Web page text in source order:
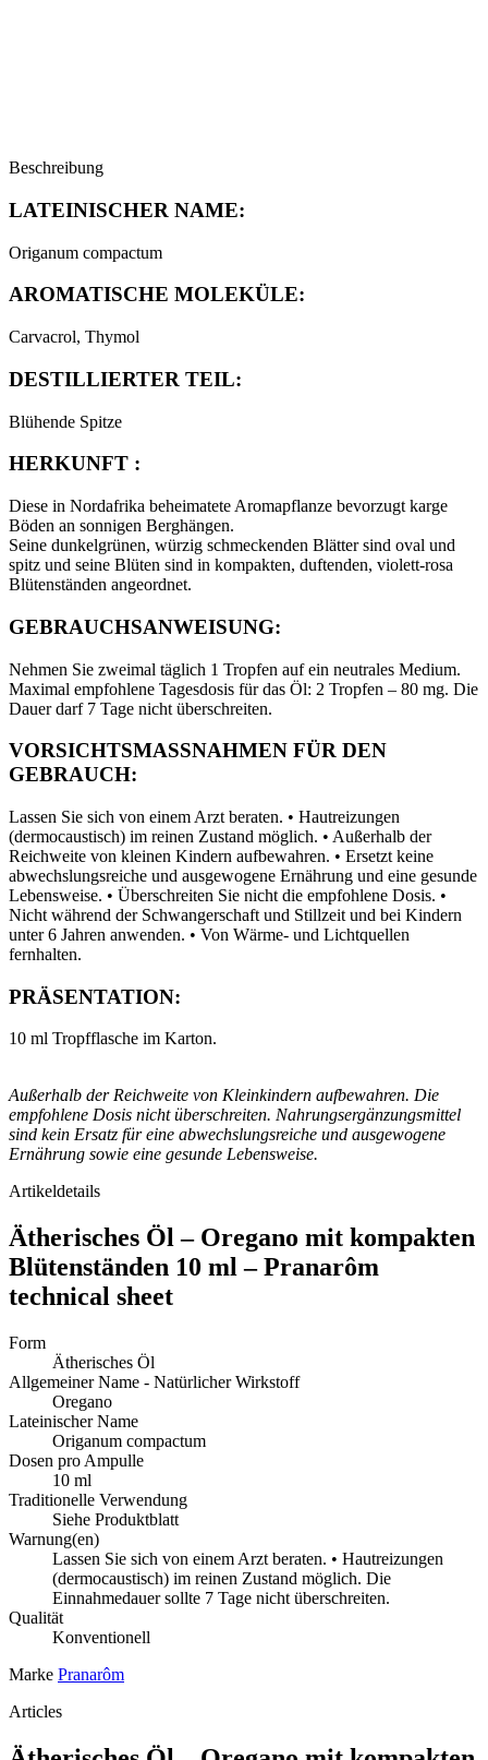
Beschreibung
LATEINISCHER NAME:
Origanum compactum
AROMATISCHE MOLEKÜLE:
Carvacrol, Thymol
DESTILLIERTER TEIL:
Blühende Spitze
HERKUNFT :
Diese in Nordafrika beheimatete Aromapflanze bevorzugt karge
Böden an sonnigen Berghängen.
Seine dunkelgrünen, würzig schmeckenden Blätter sind oval und
spitz und seine Blüten sind in kompakten, duftenden, violett-rosa
Blütenständen angeordnet.
GEBRAUCHSANWEISUNG:
Nehmen Sie zweimal täglich 1 Tropfen auf ein neutrales Medium.
Maximal empfohlene Tagesdosis für das Öl: 2 Tropfen – 80 mg. Die
Dauer darf 7 Tage nicht überschreiten.
VORSICHTSMASSNAHMEN FÜR DEN
GEBRAUCH:
Lassen Sie sich von einem Arzt beraten. • Hautreizungen
(dermocaustisch) im reinen Zustand möglich. • Außerhalb der
Reichweite von kleinen Kindern aufbewahren. • Ersetzt keine
abwechslungsreiche und ausgewogene Ernährung und eine gesunde
Lebensweise. • Überschreiten Sie nicht die empfohlene Dosis. •
Nicht während der Schwangerschaft und Stillzeit und bei Kindern
unter 6 Jahren anwenden. • Von Wärme- und Lichtquellen
fernhalten.
PRÄSENTATION:
10 ml Tropfflasche im Karton.
Außerhalb der Reichweite von Kleinkindern aufbewahren. Die
empfohlene Dosis nicht überschreiten. Nahrungsergänzungsmittel
sind kein Ersatz für eine abwechslungsreiche und ausgewogene
Ernährung sowie eine gesunde Lebensweise.
Artikeldetails
Ätherisches Öl – Oregano mit kompakten
Blütenständen 10 ml – Pranarôm
technical sheet
Form
Ätherisches Öl
Allgemeiner Name - Natürlicher Wirkstoff
Oregano
Lateinischer Name
Origanum compactum
Dosen pro Ampulle
10 ml
Traditionelle Verwendung
Siehe Produktblatt
Warnung(en)
Lassen Sie sich von einem Arzt beraten. • Hautreizungen
(dermocaustisch) im reinen Zustand möglich. Die
Einnahmedauer sollte 7 Tage nicht überschreiten.
Qualität
Konventionell
Marke Pranarôm
Articles